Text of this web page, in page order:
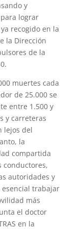
y
lograr
recogido en la
la Dirección
de la
muertes cada
de 25.000 se
entre 1.500 y
y carreteras
lejos del
la
compartida
conductores,
autoridades y
esencial trabajar
más
el doctor
en la